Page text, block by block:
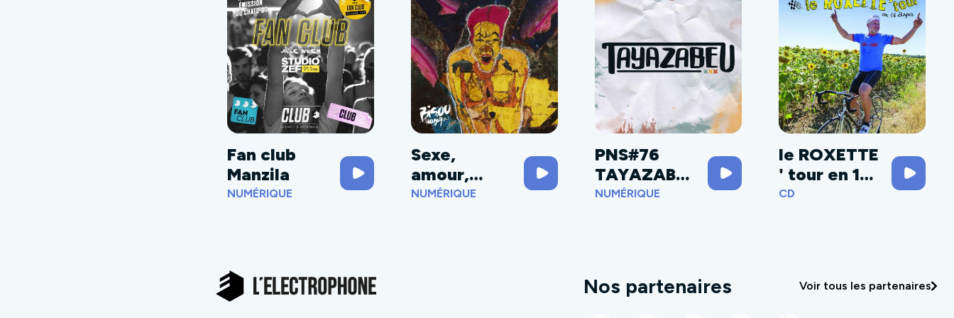
Fan club
Manzila
NUMÉRIQUE
Sexe,
amour,
meurtres et
NUMÉRIQUE
PNS#76
TAYAZABE
U
NUMÉRIQUE
le ROXETTE
' tour en 18
étapes
CD
Nos partenaires Voir tous les partenaires